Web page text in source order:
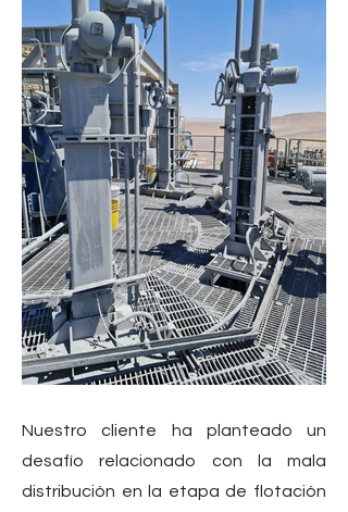
Nuestro cliente ha planteado un
desafío relacionado con la mala
distribución en la etapa de flotación